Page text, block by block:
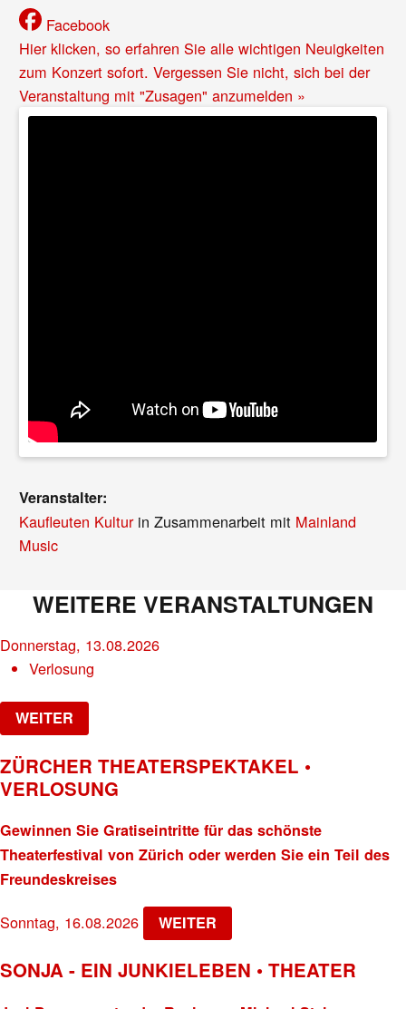
Facebook
Hier klicken, so erfahren Sie alle wichtigen Neuigkeiten
zum Konzert sofort. Vergessen Sie nicht, sich bei der
Veranstaltung mit "Zusagen" anzumelden »
Veranstalter:
Kaufleuten Kulturin Zusammenarbeit mit Mainland
Music
WEITERE VERANSTALTUNGEN
Donnerstag, 13.08.2026
Verlosung
WEITER
ZÜRCHER THEATERSPEKTAKEL •
VERLOSUNG
Gewinnen Sie Gratiseintritte für das schönste
Theaterfestival von Zürich oder werden Sie ein Teil des
Freundeskreises
Sonntag, 16.08.2026 WEITER
SONJA - EIN JUNKIELEBEN • THEATER